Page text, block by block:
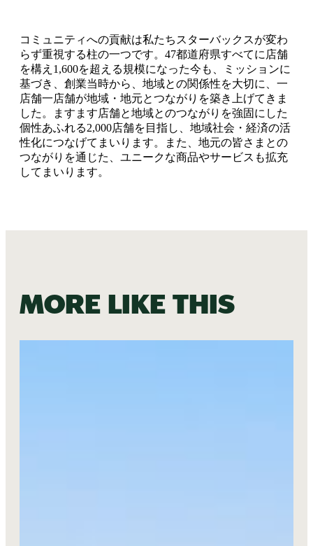
コミュニティへの貢献は私たちスターバックスが変わ
らず重視する柱の一つです。47都道府県すべてに店舗
を構え1,600を超える規模になった今も、ミッションに
基づき、創業当時から、地域との関係性を大切に、一
店舗一店舗が地域・地元とつながりを築き上げてきま
した。ますます店舗と地域とのつながりを強固にした
個性あふれる2,000店舗を目指し、地域社会・経済の活
性化につなげてまいります。また、地元の皆さまとの
つながりを通じた、ユニークな商品やサービスも拡充
してまいります。
More like this